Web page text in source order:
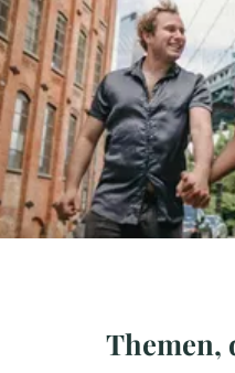
Themen,